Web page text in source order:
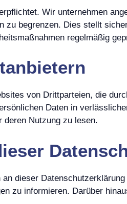
Wir unternehmen
zu begrenzen. Dies stellt
regelmäßig
von Drittparteien, die
Daten in
deren Nutzung zu lesen.
dieser
zu informieren. Darüber